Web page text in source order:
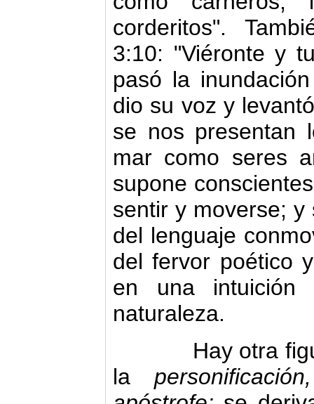
corderitos".
3:10: "Viéronte y
pasó la
dio su voz y
se nos presentan
mar como seres
supone
sentir y mo­verse;
del lenguaje
del fervor poético
en una
naturaleza.
Hay otra figura
la